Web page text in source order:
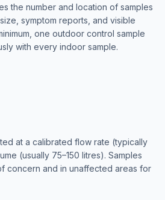
the number and location of samples
symptom reports, and visible
one outdoor control sample
with every indoor sample.
at a calibrated flow rate (typically
(usually 75–150 litres). Samples
concern and in unaffected areas for